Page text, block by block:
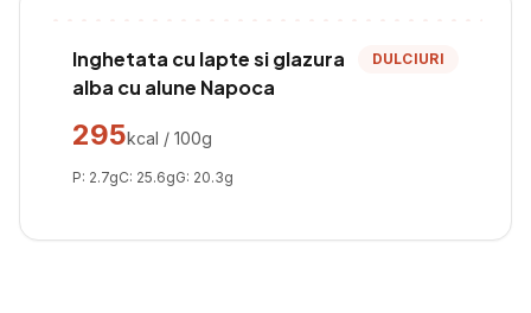
Inghetata cu lapte si glazura
alba cu alune Napoca
DULCIURI
295kcal / 100g
P: 2.7gC: 25.6gG: 20.3g